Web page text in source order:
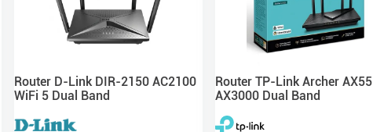
Router D-Link DIR-2150 AC2100
WiFi 5 Dual Band
Router TP-Link Archer AX55
AX3000 Dual Band